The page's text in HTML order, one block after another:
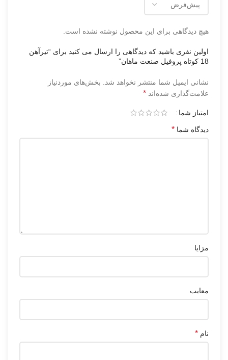
هیچ دیدگاهی برای این محصول نوشته نشده است.
اولین نفری باشید که دیدگاهی را ارسال می کنید برای “تیرآهن
18 کوتاه پروفیل صنعت ماهان”
نشانی ایمیل شما منتشر نخواهد شد.
بخش‌های موردنیاز
علامت‌گذاری شده‌اند *
امتیاز شما
دیدگاه شما *
مزایا
معایب
نام *